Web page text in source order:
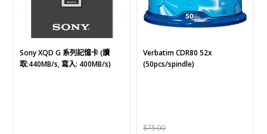
Sony XQD G 系列記憶卡 (讀
取:440MB/s, 寫入: 400MB/s)
chosen
on
Verbatim CDR80 52x
(50pcs/spindle)
$75.00